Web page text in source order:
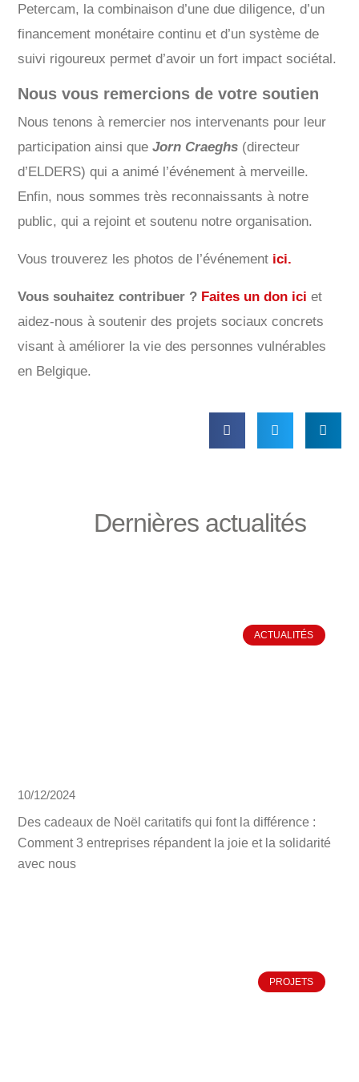
Petercam, la combinaison d’une due diligence, d’un
financement monétaire continu et d’un système de
suivi rigoureux permet d’avoir un fort impact sociétal.
Nous vous remercions de votre soutien
Nous tenons à remercier nos intervenants pour leur
participation ainsi queJorn Craeghs (directeur
d’ELDERS) qui a animé l’événement à merveille.
Enfin, nous sommes très reconnaissants à notre
public, qui a rejoint et soutenu notre organisation.
Vous trouverez les photos de l’événement ici.
Vous souhaitez contribuer ? Faites un don ici et
aidez-nous à soutenir des projets sociaux concrets
visant à améliorer la vie des personnes vulnérables
en Belgique.
Dernières actualités
ACTUALITÉS
Des cadeaux de Noël caritatifs qui font la différence :
Comment 3 entreprises répandent la joie et la solidarité
avec nous
10/12/2024
PROJETS